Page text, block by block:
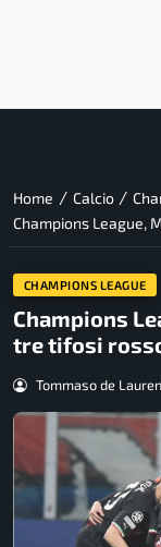
Home / Calcio /
Champions League,
CHAMPIONS LEAGUE
Champions
tre tifosi
Tommaso de